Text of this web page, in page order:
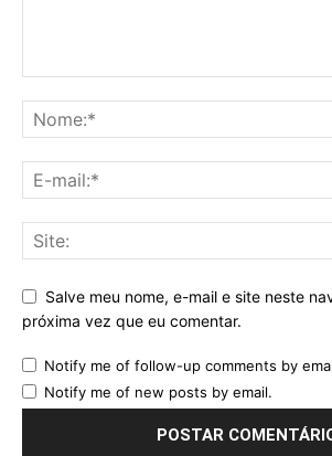
Salve meu nome, e-mail e site neste
próxima vez que eu comentar.
Notify me of follow-up comments by
Notify me of new posts by email.